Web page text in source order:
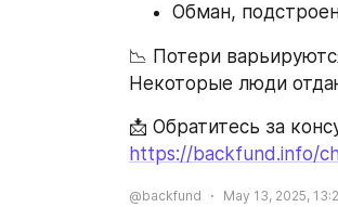
Обман,
📉 Потери
Некоторые люди
https://backfund.info/
@backfund May 13, 2025,